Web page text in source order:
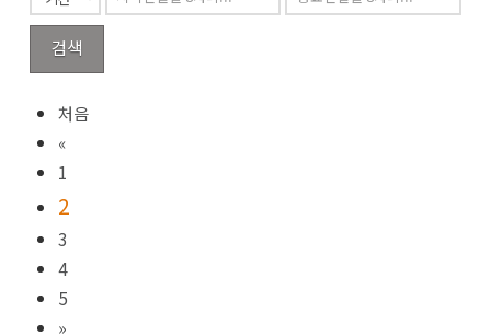
검색
처음
«
1
2
3
4
5
»